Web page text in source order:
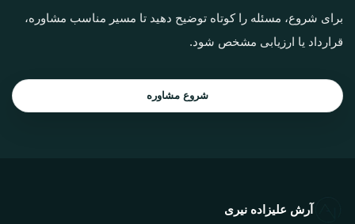
برای شروع، مسئله را کوتاه توضیح دهید تا مسیر مناسب مشاوره،
قرارداد یا ارزیابی مشخص شود.
شروع مشاوره
آرش علیزاده نیری